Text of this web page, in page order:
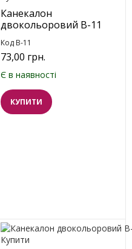
Канекалон
двокольоровий B-11
Код B-11
73,00 грн.
Є в наявності
КУПИТИ